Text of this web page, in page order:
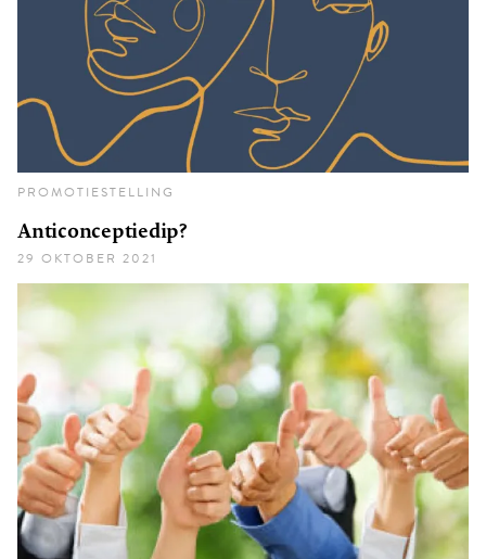
PROMOTIESTELLING
Anticonceptiedip?
29 OKTOBER 2021